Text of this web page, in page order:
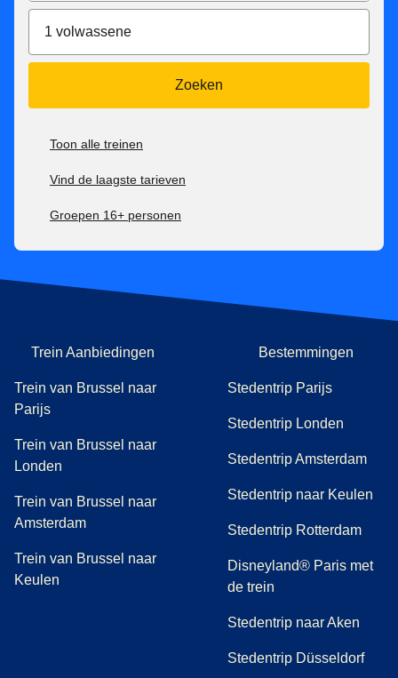
1 volwassene
Zoeken
Toon alle treinen
Vind de laagste tarieven
Groepen 16+ personen
Trein Aanbiedingen
Trein van Brussel naar
Parijs
Trein van Brussel naar
Londen
Trein van Brussel naar
Amsterdam
Trein van Brussel naar
Keulen
Bestemmingen
Stedentrip Parijs
Stedentrip Londen
Stedentrip Amsterdam
Stedentrip naar Keulen
Stedentrip Rotterdam
Disneyland® Paris met
de trein
Stedentrip naar Aken
Stedentrip Düsseldorf